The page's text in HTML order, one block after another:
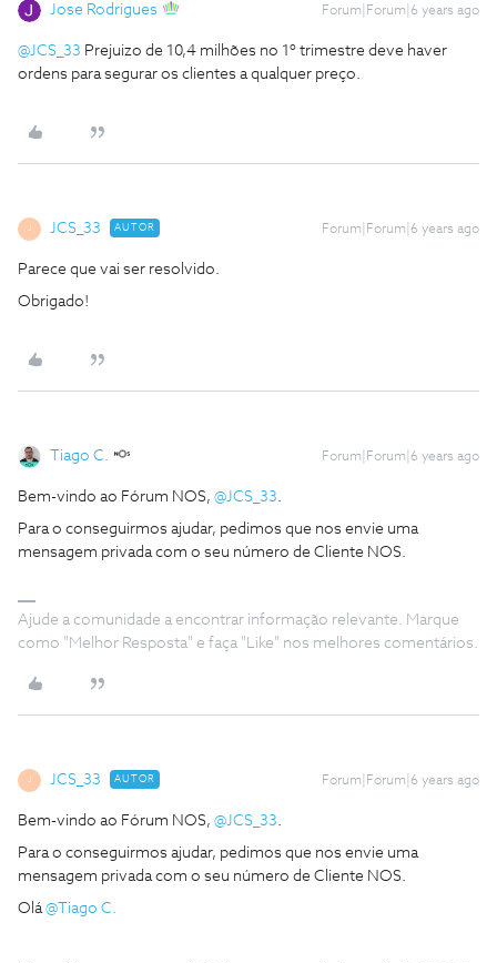
Jose Rodrigues Forum|Forum|6 years ago
@JCS_33 Prejuizo de 10,4 milhões no 1º trimestre deve haver
ordens para segurar os clientes a qualquer preço.
J JCS_33 AUTOR Forum|Forum|6 years ago
Parece que vai ser resolvido.
Obrigado!
Tiago C. Forum|Forum|6 years ago
Bem-vindo ao Fórum NOS, @JCS_33
Para o conseguirmos ajudar, pedimos que nos envie uma
mensagem privada com o seu número de Cliente NOS.
Ajude a comunidade a encontrar informação relevante. Marque
como "Melhor Resposta" e faça "Like" nos melhores comentários.
J JCS_33 AUTOR Forum|Forum|6 years ago
Bem-vindo ao Fórum NOS, @JCS_33
Para o conseguirmos ajudar, pedimos que nos envie uma
mensagem privada com o seu número de Cliente NOS.
Olá @Tiago C.